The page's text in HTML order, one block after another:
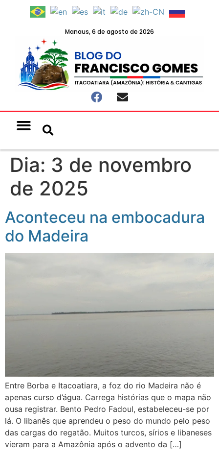
Manaus, 6 de agosto de 2026
Dia: 3 de novembro
de 2025
Aconteceu na embocadura
do Madeira
Entre Borba e Itacoatiara, a foz do rio Madeira não é
apenas curso d’água. Carrega histórias que o mapa não
ousa registrar. Bento Pedro Fadoul, estabeleceu-se por
lá. O libanês que aprendeu o peso do mundo pelo peso
das cargas do regatão. Muitos turcos, sírios e libaneses
vieram para a Amazônia após o advento da […]